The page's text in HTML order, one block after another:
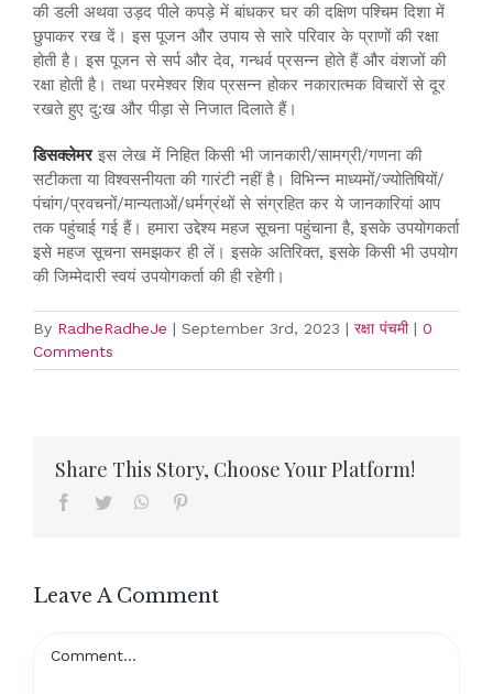
की डली अथवा उड़द पीले कपड़े में बांधकर घर की दक्षिण पश्चिम दिशा में
छुपाकर रख दें। इस पूजन और उपाय से सारे परिवार के प्राणों की रक्षा
होती है। इस पूजन से सर्प और देव, गन्धर्व प्रसन्न होते हैं और वंशजों की
रक्षा होती है। तथा परमेश्वर शिव प्रसन्न होकर नकारात्मक विचारों से दूर
रखते हुए दु:ख और पीड़ा से निजात दिलाते हैं।
डिसक्लेमरइस लेख में निहित किसी भी जानकारी/सामग्री/गणना की
सटीकता या विश्वसनीयता की गारंटी नहीं है। विभिन्न माध्यमों/ज्योतिषियों/
पंचांग/प्रवचनों/मान्यताओं/धर्मग्रंथों से संग्रहित कर ये जानकारियां आप
तक पहुंचाई गई हैं। हमारा उद्देश्य महज सूचना पहुंचाना है, इसके उपयोगकर्ता
इसे महज सूचना समझकर ही लें। इसके अतिरिक्त, इसके किसी भी उपयोग
की जिम्मेदारी स्वयं उपयोगकर्ता की ही रहेगी।
By RadheRadheJe | September 3rd, 2023 | रक्षा पंचमी | 0
Comments
Share This Story, Choose Your Platform!
Facebook
Twitter WhatsApp
Leave A Comment